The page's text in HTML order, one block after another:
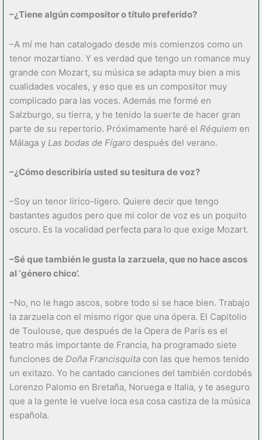
–¿Tiene algún compositor o título preferido?
–A mí me han catalogado desde mis comienzos como un
tenor mozartiano. Y es verdad que tengo un romance muy
grande con Mozart, su música se adapta muy bien a mis
cualidades vocales, y eso que es un compositor muy
complicado para las voces. Además me formé en
Salzburgo, su tierra, y he tenido la suerte de hacer gran
parte de su repertorio. Próximamente haré el Réquiem en
Málaga y Las bodas de Fígaro después del verano.
–¿Cómo describiría usted su tesitura de voz?
–Soy un tenor lírico-ligero. Quiere decir que tengo
bastantes agudos pero que mi color de voz es un poquito
oscuro. Es la vocalidad perfecta para lo que exige Mozart.
–Sé que también le gusta la zarzuela, que no hace ascos
al ‘género chico’.
–No, no le hago ascos, sobre todo si se hace bien. Trabajo
la zarzuela con el mismo rigor que una ópera. El Capitolio
de Toulouse, que después de la Opera de París es el
teatro más importante de Francia, ha programado siete
funciones de Doña Francisquita con las que hemos tenido
un exitazo. Yo he cantado canciones del también cordobés
Lorenzo Palomo en Bretaña, Noruega e Italia, y te aseguro
que a la gente le vuelve loca esa cosa castiza de la música
española.